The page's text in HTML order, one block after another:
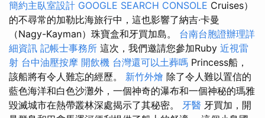
簡約主臥室設計 GOOGLE SEARCH CONSOLE Cruises）
的不尋常的加勒比海旅行中，這也影響了納吉·卡曼
（Nagy-Kayman）珠寶盒和牙買加島。 台南台胞證辦理詳
細資訊 記帳士事務所 這次，我們邀請您參加Ruby 近視雷
射 台中油壓按摩 開飲機 台灣還可以土葬嗎 Princess船，
該船將有令人難忘的經歷。 新竹外燴 除了令人難以置信的
藍色海洋和白色沙灘外，一個神奇的瀑布和一個神秘的瑪雅
毀滅城市在熱帶叢林深處揭示了其秘密。 牙醫 牙買加，開